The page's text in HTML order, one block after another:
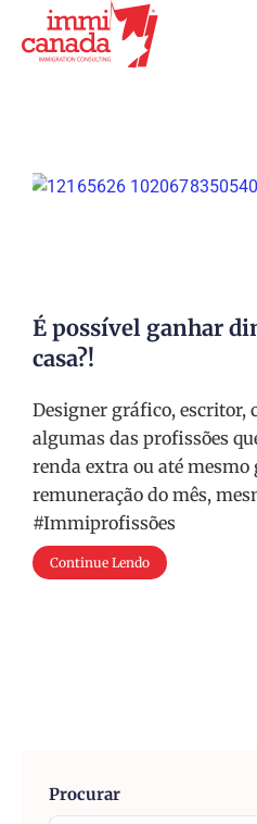
É possível ganhar
casa?!
Designer gráfico, escritor,
algumas das profissões
renda extra ou até
remuneração do mês,
#Immiprofissões
Continue Lendo
Procurar